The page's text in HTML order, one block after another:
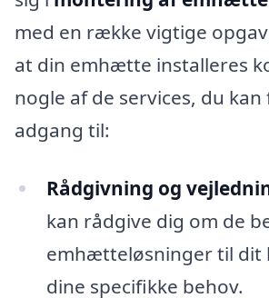
med en række vigtige
at din emhætte installeres
nogle af de services, du
adgang til:
Rådgivning og
kan rådgive dig om de
emhætteløsninger til dit
dine specifikke behov.